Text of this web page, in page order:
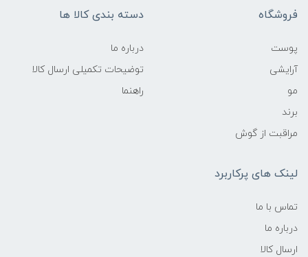
فروشگاه
پوست
آرایشی
مو
برند
مراقبت از گوش
دسته بندی کالا ها
درباره ما
توضیحات تکمیلی ارسال کالا
راهنما
لینک های پرکاربرد
تماس با ما
درباره ما
ارسال کالا